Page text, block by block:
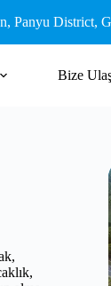
Panyu District,
Bize